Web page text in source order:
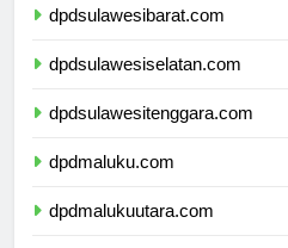
dpdsulawesibarat.com
dpdsulawesiselatan.com
dpdsulawesitenggara.com
dpdmaluku.com
dpdmalukuutara.com